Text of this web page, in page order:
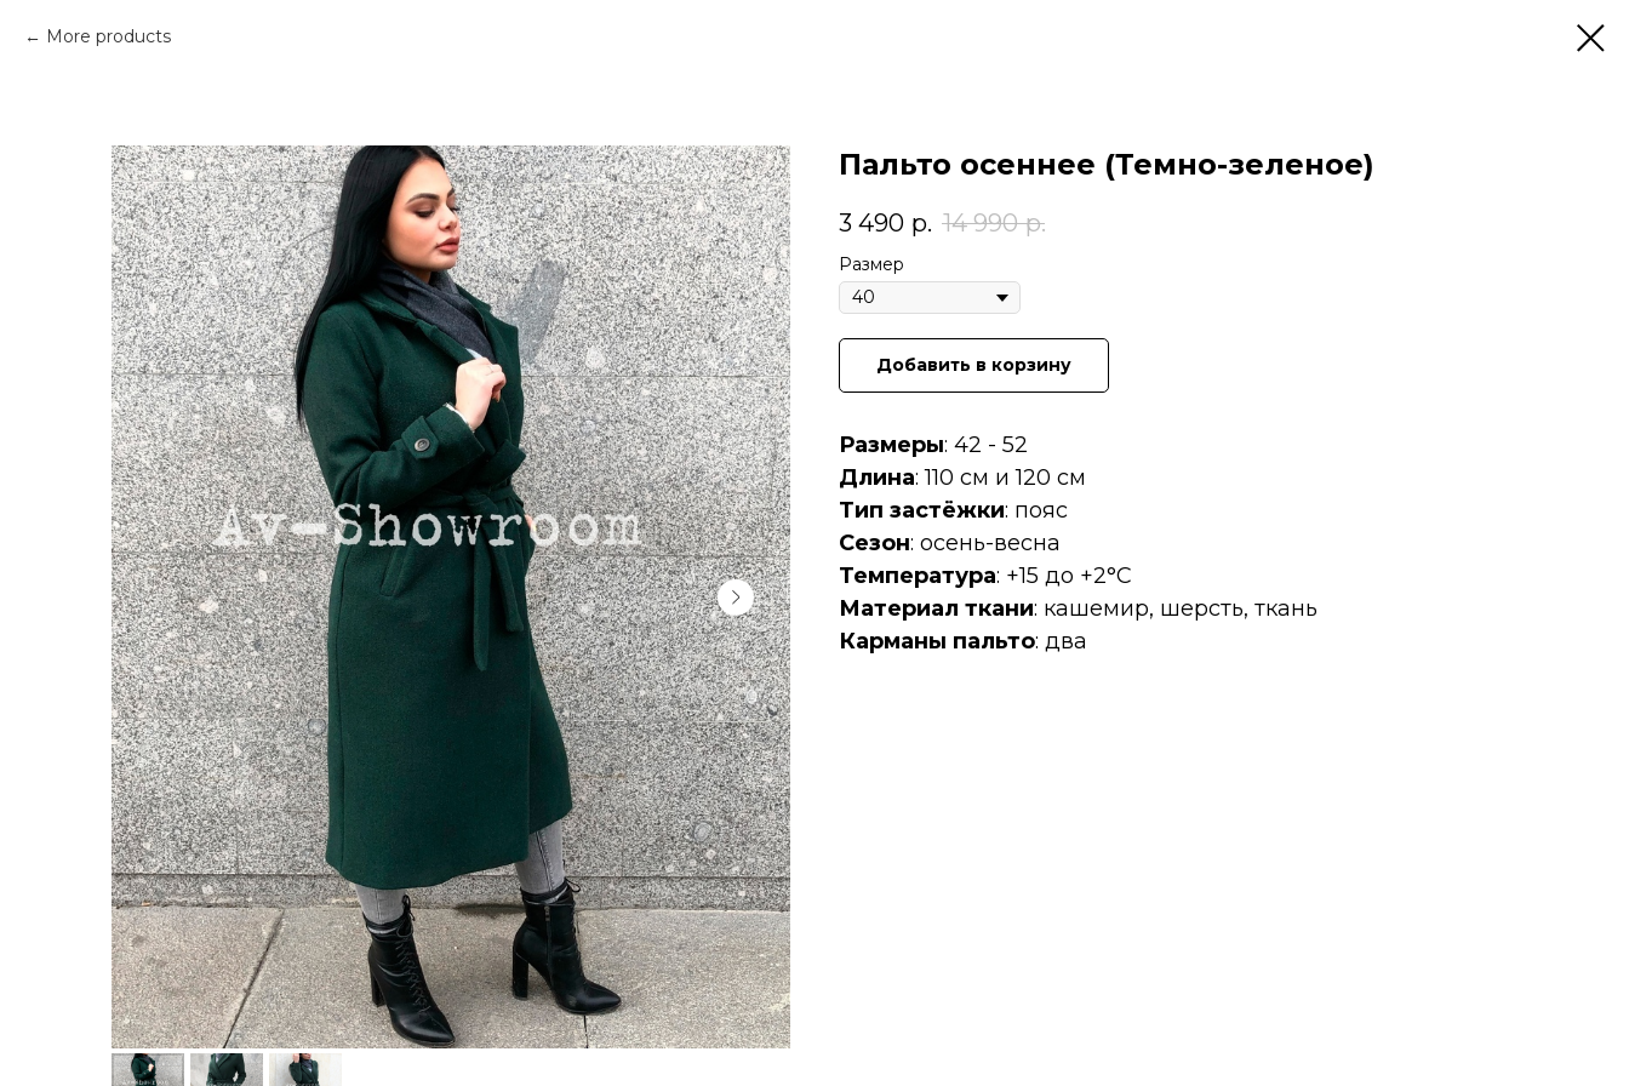
More products
Пальто осеннее (Темно-зеленое)
3 490 р. 14 990 р.
Размер
Добавить в корзину
Размеры: 42 - 52
Длина: 110 см и 120 см
Тип застёжки: пояс
Сезон: осень-весна
Температура: +15 до +2°C
Материал ткани: кашемир, шерсть, ткань
Карманы пальто: два